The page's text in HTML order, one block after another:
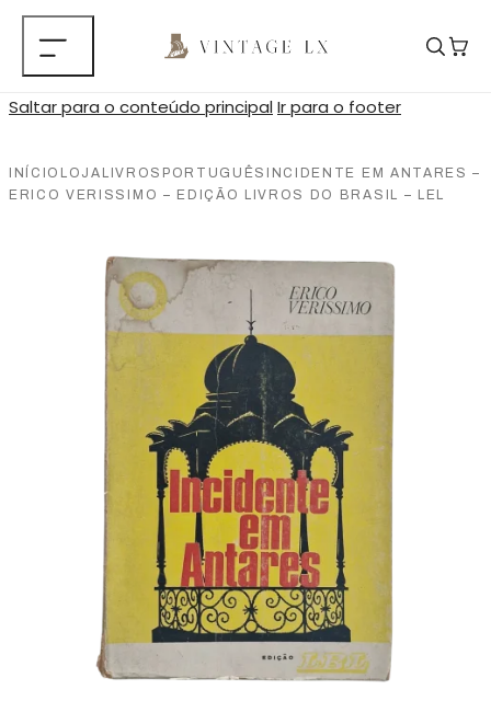
Saltar para o conteúdo principalIr para o footer
INÍCIO LOJA LIVROS PORTUGUÊS
INCIDENTE EM ANTARES –
ERICO VERISSIMO – EDIÇÃO LIVROS DO BRASIL – LEL